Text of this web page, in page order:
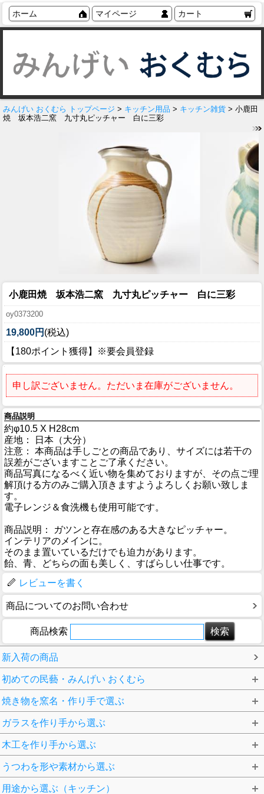
ホーム マイページ カート
みんげい おくむら トップページ > キッチン用品 > キッチン雑貨 > 小鹿田
焼 坂本浩二窯 九寸丸ピッチャー 白に三彩
小鹿田焼 坂本浩二窯 九寸丸ピッチャー 白に三彩
oy0373200
19,800円 (税込)
【180ポイント獲得】※要会員登録
申し訳ございません。ただいま在庫がございません。
商品説明
約φ10.5 X H28cm
産地： 日本（大分）
注意： 本商品は手しごとの商品であり、サイズには若干の
誤差がございますことご了承ください。
商品写真になるべく近い物を集めておりますが、その点ご理
解頂ける方のみご購入頂きますようよろしくお願い致しま
す。
電子レンジ＆食洗機も使用可能です。
商品説明： ガツンと存在感のある大きなピッチャー。
インテリアのメインに。
そのまま置いているだけでも迫力があります。
飴、青、どちらの面も美しく、すばらしい仕事です。
レビューを書く
商品についてのお問い合わせ
商品検索
新入荷の商品
初めての民藝・みんげい おくむら
焼き物を窯名・作り手で選ぶ
ガラスを作り手から選ぶ
木工を作り手から選ぶ
うつわを形や素材から選ぶ
用途から選ぶ（キッチン）